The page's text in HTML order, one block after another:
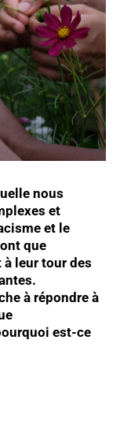
nous
et
et le
que
leur tour des
à répondre à
est-ce